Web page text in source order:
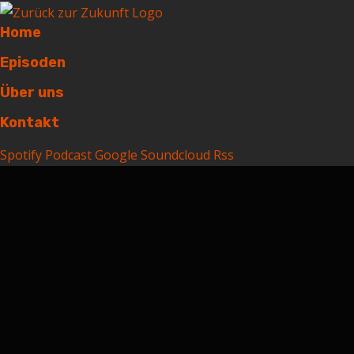
Home
Episoden
Über uns
Kontakt
Spotify PodcastGoogle Soundcloud Rss